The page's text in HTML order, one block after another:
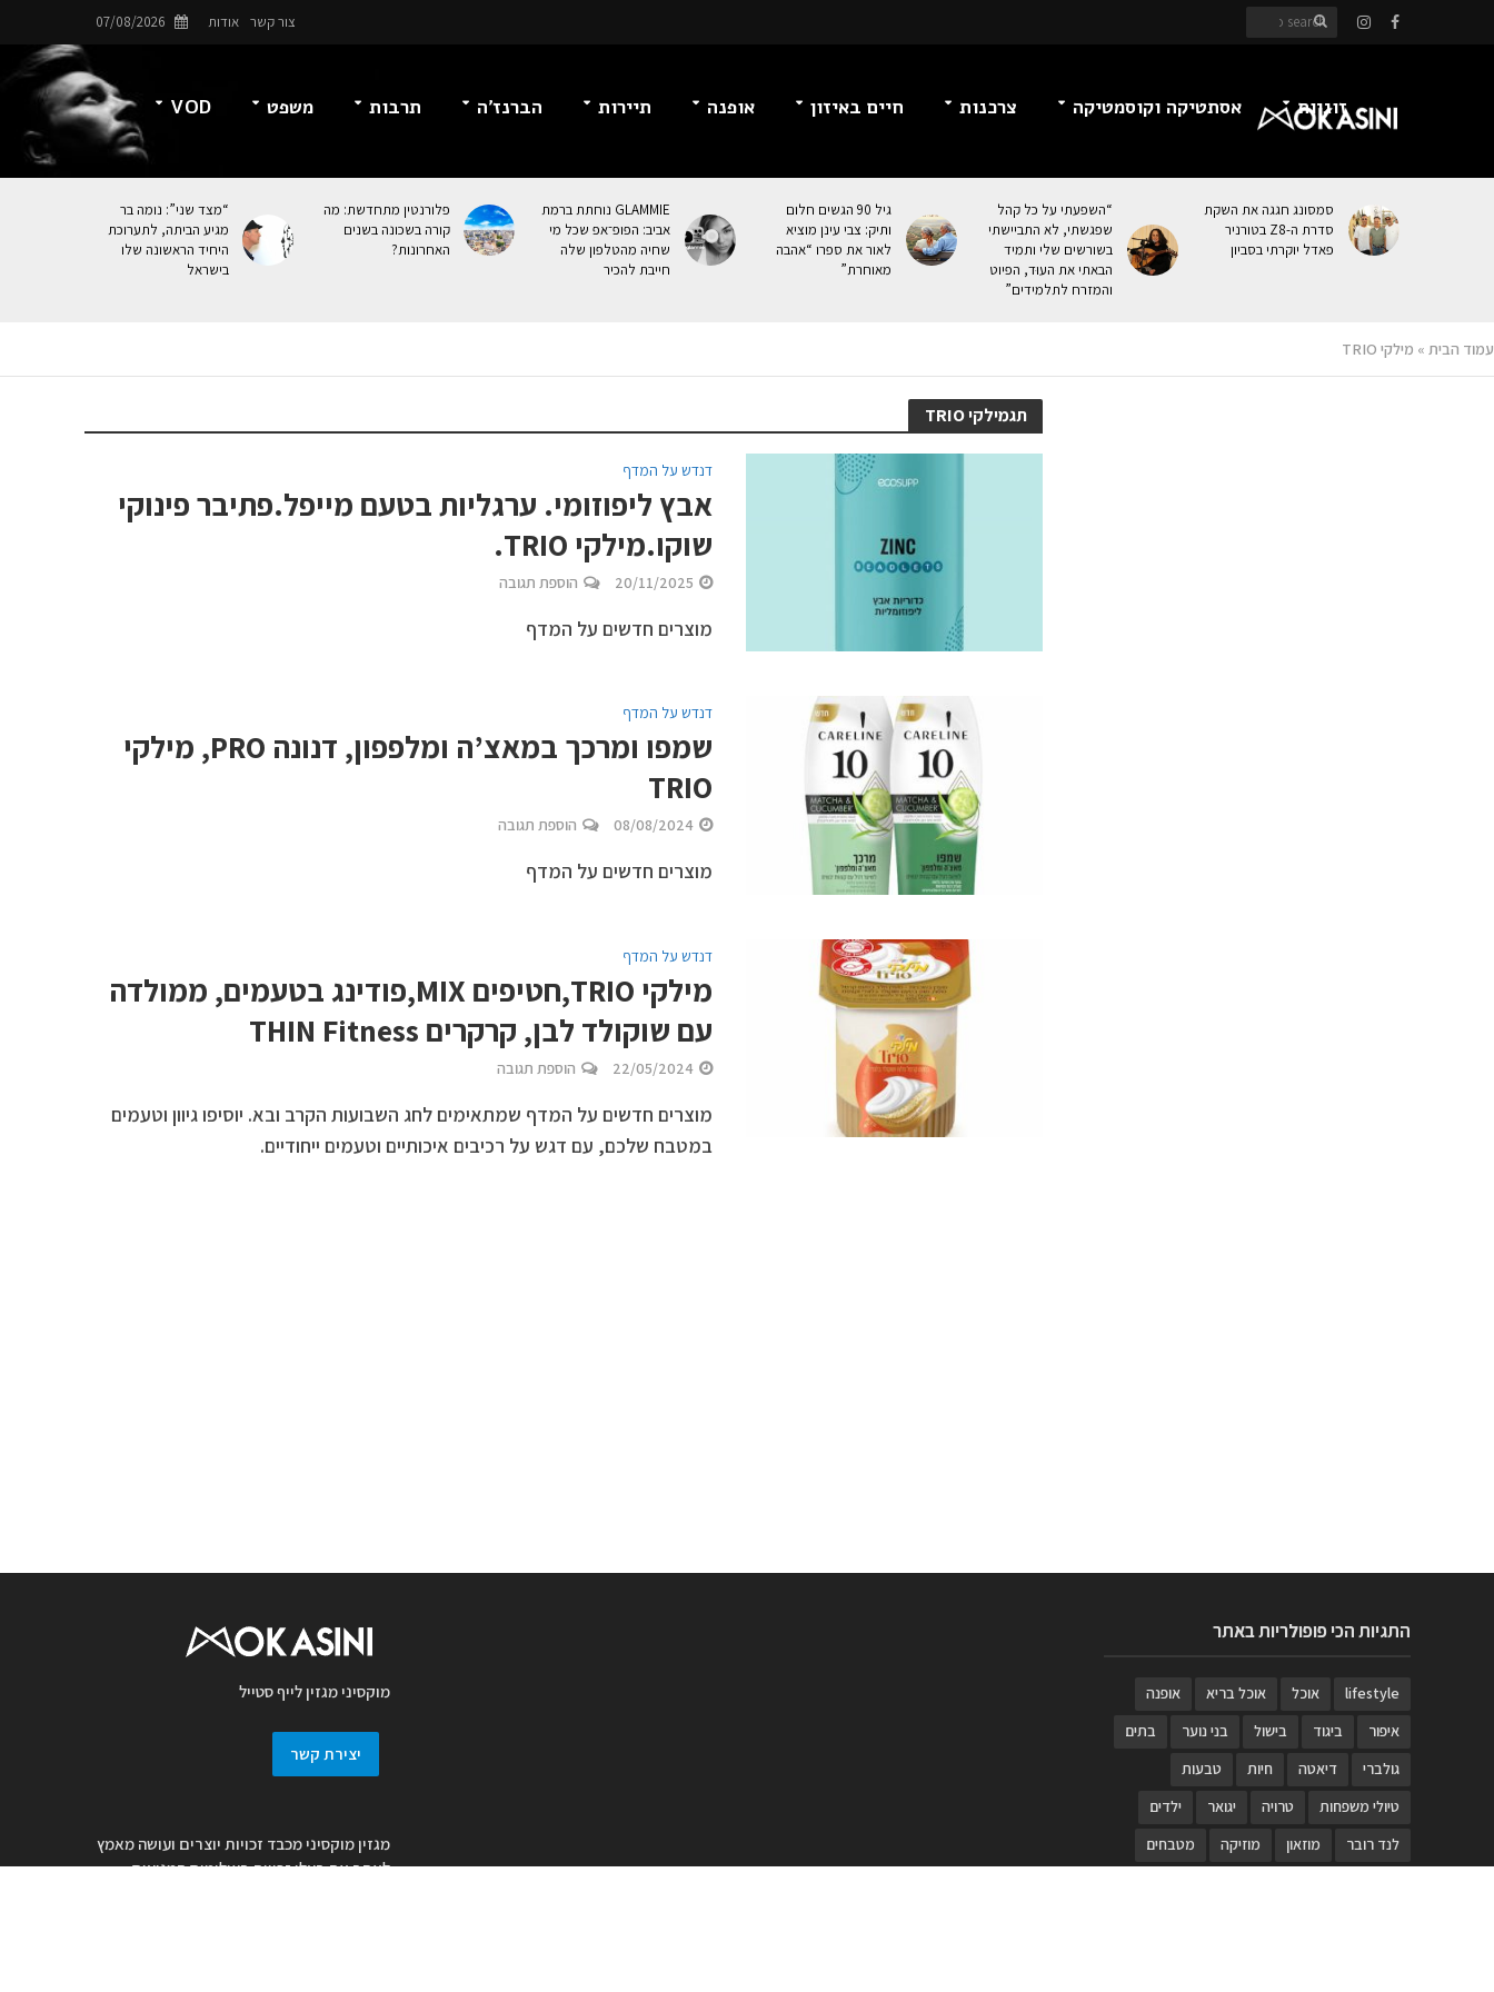
צור קשר אודות 07/08/2026
זוגיות אסתטיקה וקוסמטיקה צרכנות חיים באיזון אופנה תיירות הברנז’ה תרבות משפט VOD
סמסונג חגגה את השקת
סדרת ה-Z8 בטורניר
פאדל יוקרתי בסביון
“השפעתי על כל קהל
שפגשתי, לא התביישתי
בשורשים שלי ותמיד
הבאתי את העוּד, הפיוט
והמזרח לתלמידים”
גיל 90 הגשים חלום
ותיק: צבי עינן מוציא
לאור את ספרו “אהבה
מאוחרת”
GLAMMIE נוחתת ברמת
אביב: הפופ־אפ שכל מי
שחיה מהטלפון שלה
חייבת להכיר
פלורנטין מתחדשת: מה
קורה בשכונה בשנים
האחרונות?
“מצד שני”: נומה בר
מגיע הביתה, לתערוכת
היחיד הראשונה שלו
בישראל
עמוד הבית » מילקי TRIO
תגמילקי TRIO
דנדש על המדף
אבץ ליפוזומי. ערגליות בטעם מייפל.פתיבר פינוקי
שוקו.מילקי TRIO.
20/11/2025 הוספת תגובה
מוצרים חדשים על המדף
דנדש על המדף
שמפו ומרכך במאצ’ה ומלפפון, דנונה PRO, מילקי
TRIO
08/08/2024 הוספת תגובה
מוצרים חדשים על המדף
דנדש על המדף
מילקי TRIO,חטיפים MIX,פודינג בטעמים, ממולדה
עם שוקולד לבן, קרקרים THIN Fitness
22/05/2024 הוספת תגובה
מוצרים חדשים על המדף שמתאימים לחג השבועות הקרב ובא. יוסיפו גיוון וטעמים
במטבח שלכם, עם דגש על רכיבים איכותיים וטעמים ייחודיים.
מוקסיני מגזין לייף סטייל
יצירת קשר
מגזין מוקסיני מכבד זכויות יוצרים ועושה מאמץ
לאתר את בעלי זכויות בצילומים המגיעים
התגיות הכי פופולריות באתר
lifestyle אוכל אוכל בריא
אופנה
איפור
ביגוד בישול בני נוער
בתים
גולברי
דיאטה חיות
טבעות
טיולי משפחות
טרויה יגואר
ילדים
לנד רובר
מוזאון מוזיקה
מטבחים